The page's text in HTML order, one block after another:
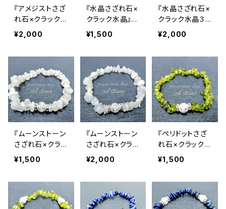
『アメジストさざ
れ石×クラック水
晶３つ』天然石パ
ワーストーンブレ
¥2,000
『水晶さざれ石×
クラック水晶』天
然石パワースト
ーンブレスレット
¥1,500
『水晶さざれ石×
クラック水晶３
つ』天然石パワ
ーストーンブレ
¥2,000
『ムーンストーン
さざれ石×クラッ
ク水晶』天然石
パワーストーン
¥1,500
『ムーンストーン
さざれ石×クラッ
ク水晶３つ』天然
石パワーストー
¥2,000
『ペリドットさざ
れ石×クラック水
晶』天然石パワ
ーストーンブレ
¥1,500